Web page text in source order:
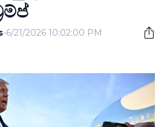
-6/21/2026 10:02:00 PM